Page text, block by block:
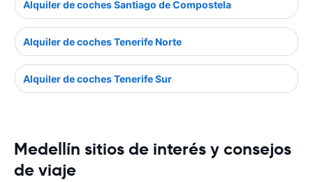
Alquiler de coches Santiago de Compostela
Alquiler de coches Tenerife Norte
Alquiler de coches Tenerife Sur
Medellín sitios de interés y consejos
de viaje